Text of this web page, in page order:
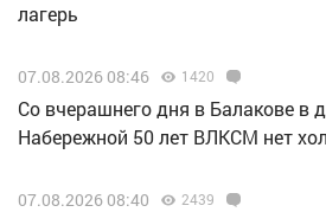
лагерь
07.08.2026 08:46 1420
Со вчерашнего дня в Балакове в
Набережной 50 лет ВЛКСМ нет
07.08.2026 08:40 2439